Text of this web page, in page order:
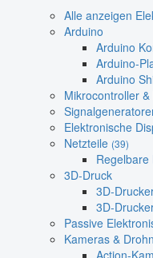
Alle anzeigen
Arduino
Arduino
Arduino-
Arduino
Mikrocontroller
Elektronische
Netzteile (39)
3D-Druck
3D-
3D-
Passive
Kameras &